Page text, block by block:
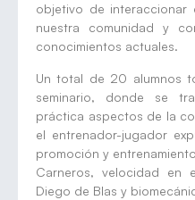
objetivo de interaccionar
nuestra comunidad y
conocimientos actuales.
Un total de 20 alumnos
seminario, donde se
práctica aspectos de la
el entrenador-jugador
promoción y
Carneros, velocidad
Diego de Blas y